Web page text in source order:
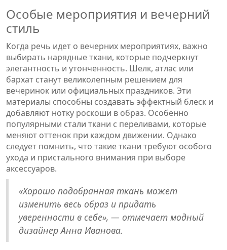
Особые мероприятия и вечерний
стиль
Когда речь идет о вечерних мероприятиях, важно
выбирать нарядные ткани, которые подчеркнут
элегантность и утонченность. Шелк, атлас или
бархат станут великолепным решением для
вечеринок или официальных праздников. Эти
материалы способны создавать эффектный блеск и
добавляют нотку роскоши в образ. Особенно
популярными стали ткани с переливами, которые
меняют оттенок при каждом движении. Однако
следует помнить, что такие ткани требуют особого
ухода и пристального внимания при выборе
аксессуаров.
«Хорошо подобранная ткань может
изменить весь образ и придать
уверенности в себе», — отмечает модный
дизайнер Анна Иванова.